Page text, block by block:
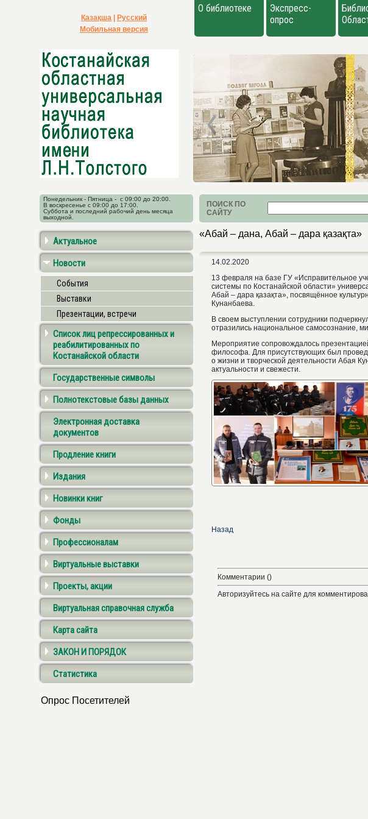
Қазақша
Русский
Мобильная версия
О библиотеке
Экспресс-
опрос
Понедельник - Пятница - с 09:00 до 20:00.
В воскресенье с 09:00 до 17:00.
Суббота и последний рабочий день месяца
выходной.
ПОИСК ПО
САЙТУ
Актуальное
Новости
События
Выставки
Презентации, встречи
Список лиц репрессированных и
реабилитированных по
Костанайской области
Государственные символы
Полнотекстовые базы данных
Электронная доставка
документов
Продление книги
Издания
Новинки книг
Фонды
Профессионалам
Виртуальные выставки
Проекты, акции
Виртуальная справочная служба
Карта сайта
ЗАКОН И ПОРЯДОК
Статистика
Опрос Посетителей
«Абай – дана, Абай – дара қазақта»
14.02.2020
13 февраля на базе ГУ «Исправительное
системы по Костанайской области»
Абай – дара қазақта», посвящённое
Кунанбаева.
В своем выступлении сотрудники
отразились национальное самосознание,
Мероприятие сопровождалось
философа. Для присутствующих был
о жизни и творческой деятельности Абая
актуальности и свежести.
Назад
Комментарии ()
Авторизуйтесь на сайте для